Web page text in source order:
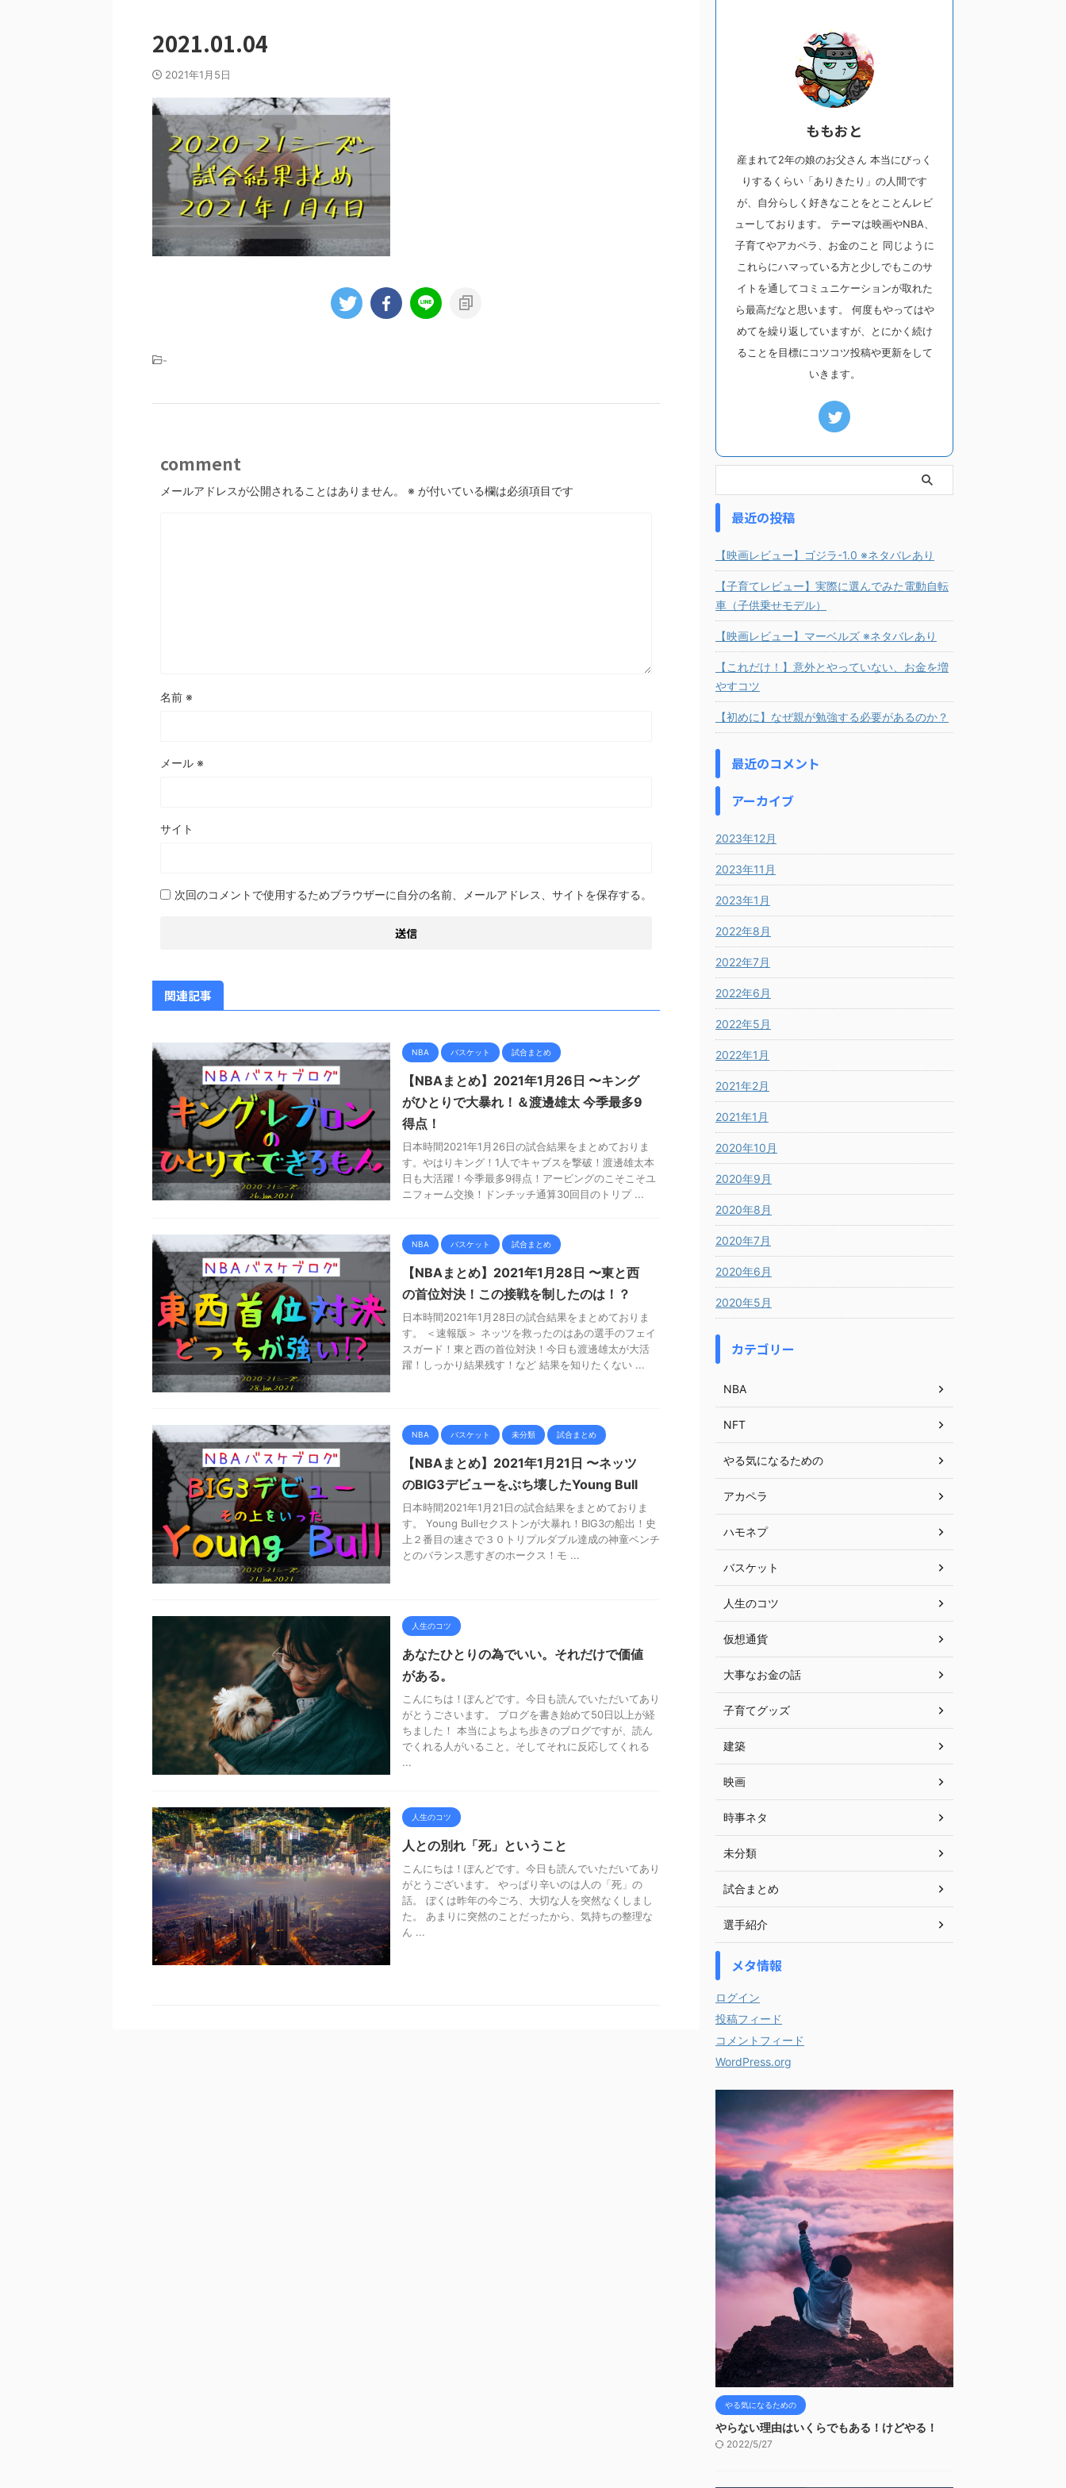
2021.01.04
2021年1月5日
-
comment
メールアドレスが公開されることはありません。 ※ が付いている欄は必須項目です
名前 ※
メール ※
サイト
次回のコメントで使用するためブラウザーに自分の名前、メールアドレス、サイトを保存する。
関連記事
NBA バスケット 試合まとめ
【NBAまとめ】2021年1月26日 〜キング
がひとりで大暴れ！＆渡邊雄太 今季最多9
得点！
日本時間2021年1月26日の試合結果をまとめておりま
す。やはりキング！1人でキャブスを撃破！渡邊雄太本
日も大活躍！今季最多9得点！アービングのこそこそユ
ニフォーム交換！ドンチッチ通算30回目のトリプ ...
NBA バスケット 試合まとめ
【NBAまとめ】2021年1月28日 〜東と西
の首位対決！この接戦を制したのは！？
日本時間2021年1月28日の試合結果をまとめておりま
す。 ＜速報版＞ ネッツを救ったのはあの選手のフェイ
スガード！東と西の首位対決！今日も渡邊雄太が大活
躍！しっかり結果残す！など 結果を知りたくない ...
NBA バスケット 未分類 試合まとめ
【NBAまとめ】2021年1月21日 〜ネッツ
のBIG3デビューをぶち壊したYoung Bull
日本時間2021年1月21日の試合結果をまとめておりま
す。 Young Bullセクストンが大暴れ！BIG3の船出！史
上２番目の速さで３０トリプルダブル達成の神童ベンチ
とのバランス悪すぎのホークス！モ ...
人生のコツ
あなたひとりの為でいい。それだけで価値
がある。
こんにちは！ぽんどです。今日も読んでいただいてあり
がとうごさいます。 ブログを書き始めて50日以上が経
ちました！ 本当によちよち歩きのブログですが、読ん
でくれる人がいること。そしてそれに反応してくれる
...
人生のコツ
人との別れ「死」ということ
こんにちは！ぽんどです。今日も読んでいただいてあり
がとうございます。 やっぱり辛いのは人の「死」の
話。 ぼくは昨年の今ごろ、大切な人を突然なくしまし
た。 あまりに突然のことだったから、気持ちの整理な
ん ...
ももおと
産まれて2年の娘のお父さん 本当にびっく
りするくらい「ありきたり」の人間です
が、自分らしく好きなことをとことんレビ
ューしております。 テーマは映画やNBA、
子育てやアカペラ、お金のこと 同じように
これらにハマっている方と少しでもこのサ
イトを通してコミュニケーションが取れた
ら最高だなと思います。 何度もやってはや
めてを繰り返していますが、とにかく続け
ることを目標にコツコツ投稿や更新をして
いきます。
最近の投稿
【映画レビュー】ゴジラ-1.0 ※ネタバレあり
【子育てレビュー】実際に選んでみた電動自転
車（子供乗せモデル）
【映画レビュー】マーベルズ ※ネタバレあり
【これだけ！】意外とやっていない、お金を増
やすコツ
【初めに】なぜ親が勉強する必要があるのか？
最近のコメント
アーカイブ
2023年12月
2023年11月
2023年1月
2022年8月
2022年7月
2022年6月
2022年5月
2022年1月
2021年2月
2021年1月
2020年10月
2020年9月
2020年8月
2020年7月
2020年6月
2020年5月
カテゴリー
NBA
NFT
やる気になるための
アカペラ
ハモネプ
バスケット
人生のコツ
仮想通貨
大事なお金の話
子育てグッズ
建築
映画
時事ネタ
未分類
試合まとめ
選手紹介
メタ情報
ログイン
投稿フィード
コメントフィード
WordPress.org
やる気になるための
やらない理由はいくらでもある！けどやる！
2022/5/27